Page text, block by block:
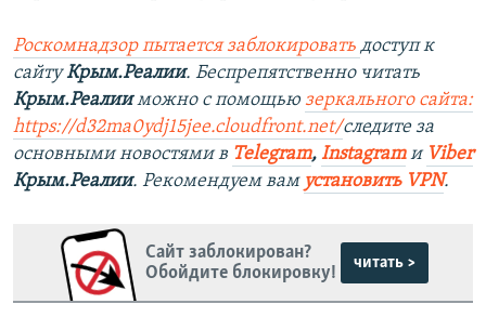
Роскомнадзор пытается заблокировать доступ к
сайтуКрым.Реалии. Беспрепятственно читать
Крым.Реалииможно с помощью зеркального сайта:
https://d32ma0ydj15jee.cloudfront.net/следите за
основными новостями в Telegram, Instagramи Viber
Крым.Реалии. Рекомендуем вам установить VPN.
Сайт заблокирован?
Обойдите блокировку!
читать >